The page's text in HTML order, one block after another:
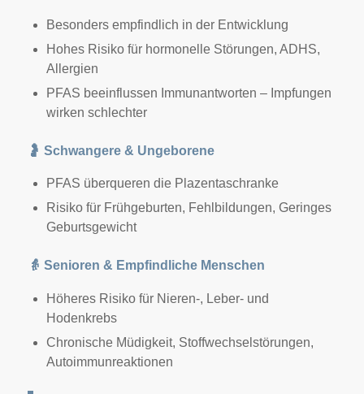
Besonders empfindlich in der Entwicklung
Hohes Risiko für hormonelle Störungen, ADHS,
Allergien
PFAS beeinflussen Immunantworten – Impfungen
wirken schlechter
🤰 Schwangere & Ungeborene
PFAS überqueren die Plazentaschranke
Risiko für Frühgeburten, Fehlbildungen, Geringes
Geburtsgewicht
👵 Senioren & Empfindliche Menschen
Höheres Risiko für Nieren-, Leber- und
Hodenkrebs
Chronische Müdigkeit, Stoffwechselstörungen,
Autoimmunreaktionen